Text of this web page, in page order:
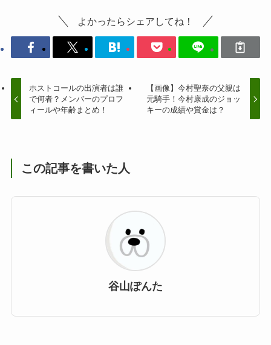
よかったらシェアしてね！
ホストコールの出演者は誰
で何者？メンバーのプロフ
ィールや年齢まとめ！
【画像】今村聖奈の父親は
元騎手！今村康成のジョッ
キーの成績や賞金は？
この記事を書いた人
谷山ぽんた